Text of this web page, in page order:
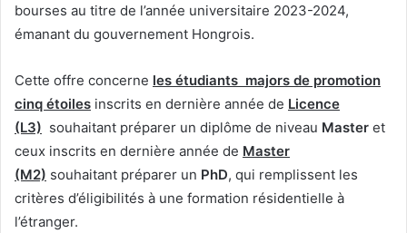
bourses au titre de l’année universitaire 2023-2024,
émanant du gouvernement Hongrois.
Cette offre concerne les étudiants majors de promotion
cinq étoiles inscrits en dernière année de Licence
(L3) souhaitant préparer un diplôme de niveau Master et
ceux inscrits en dernière année de Master
(M2) souhaitant préparer un PhD, qui remplissent les
critères d’éligibilités à une formation résidentielle à
l’étranger.